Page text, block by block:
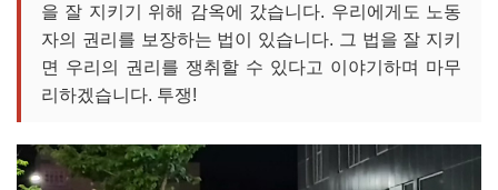
을 잘 지키기 위해 감옥에 갔습니다. 우리에게도 노동
자의 권리를 보장하는 법이 있습니다. 그 법을 잘 지키
면 우리의 권리를 쟁취할 수 있다고 이야기하며 마무
리하겠습니다. 투쟁!